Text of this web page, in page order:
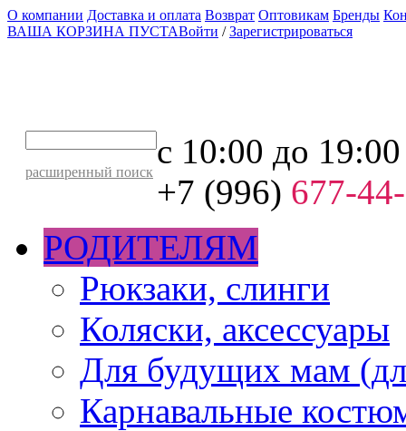
О компании Доставка и оплата Возврат Оптовикам Бренды
ВАША КОРЗИНА ПУСТАВойти /Зарегистрироваться
расширенный поиск
с 10:00 до 19:00
+7 (996) 677-
РОДИТЕЛЯМ
Рюкзаки, слинги
Коляски, аксессуары
Для будущих мам
Карнавальные